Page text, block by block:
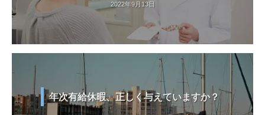
2022年9月13日
年次有給休暇、正しく与えていますか？